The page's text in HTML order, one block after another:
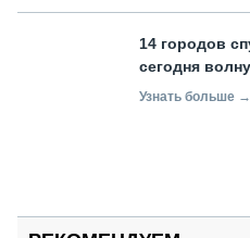
14 городов
сегодня
Узнать больше →